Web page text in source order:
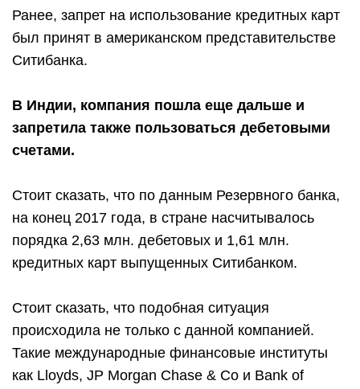
Ранее, запрет на использование кредитных карт
был принят в американском представительстве
Ситибанка.
В Индии, компания пошла еще дальше и
запретила также пользоваться дебетовыми
счетами.
Стоит сказать, что по данным Резервного банка,
на конец 2017 года, в стране насчитывалось
порядка 2,63 млн. дебетовых и 1,61 млн.
кредитных карт выпущенных Ситибанком.
Стоит сказать, что подобная ситуация
происходила не только с данной компанией.
Такие международные финансовые институты
как Lloyds, JP Morgan Chase & Co и Bank of